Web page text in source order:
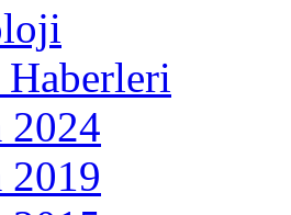
2024
2019